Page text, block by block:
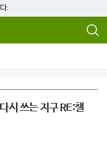
.
시 쓰는 지구 RE:챌